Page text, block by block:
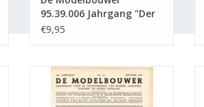
95.39.006 Jahrgang "Der
Modellbauer" Ausgabe :
€9,95
De Modelbouwer 95.39.010
Jahrgang "Der Modellbauer"
Ausgabe : 39.010 (PDF)